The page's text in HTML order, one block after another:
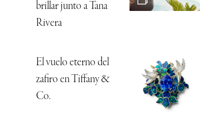
brillar junto a Tana
Rivera
El vuelo eterno del
zafiro en Tiffany &
Co.